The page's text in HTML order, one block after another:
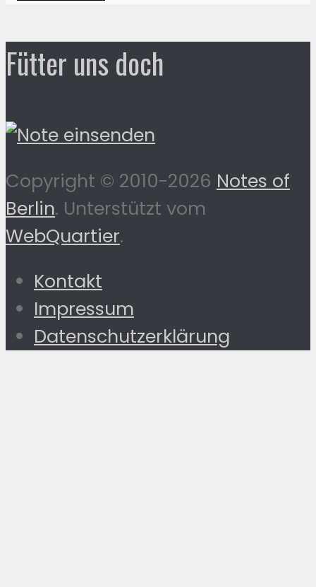
Fütter uns doch
Copyright © 2010-2026 Notes of
Berlin. Unterstützt vom
WebQuartier.
Kontakt
Impressum
Datenschutzerklärung